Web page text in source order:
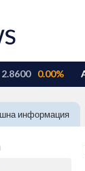
информация